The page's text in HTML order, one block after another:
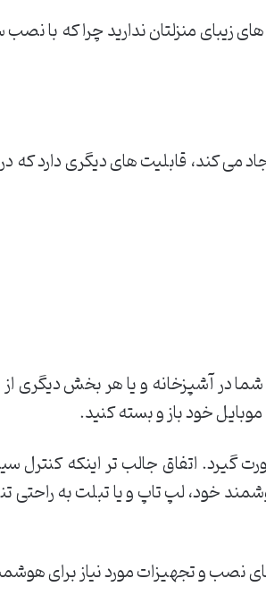
های زیبای منزلتان ندارید چرا که با
کند، قابلیت های دیگری دارد که در
شما در آشپزخانه و یا هر بخش دیگری
خود باز و بسته کنید.
گیرد. اتفاق جالب تر اینکه کنترل
خود، لپ تاپ و یا تبلت به راحتی
نصب و تجهیزات مورد نیاز برای